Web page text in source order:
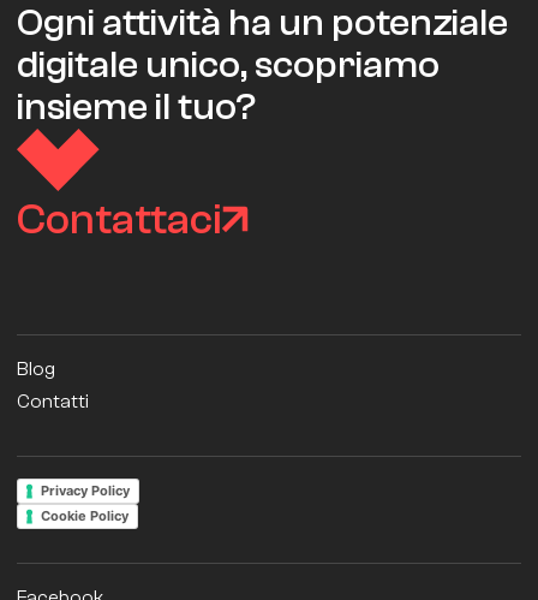
Ogni attività ha un potenziale
digitale unico, scopriamo
insieme il tuo?
Contattaci
Blog
Contatti
Privacy Policy
Cookie Policy